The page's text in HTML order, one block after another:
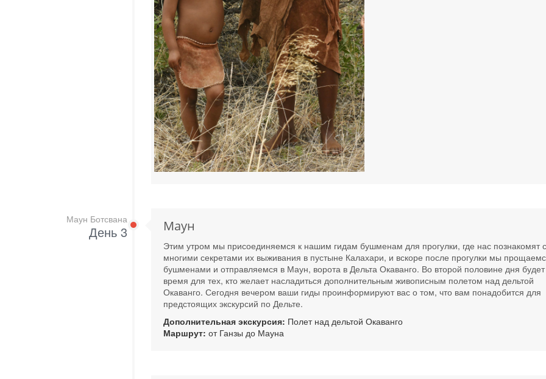
Маун Ботсвана
День 3 Маун
Этим утром мы присоединяемся к нашим гидам бушменам для прогулки, где нас познакомят
многими секретами их выживания в пустыне Калахари, и вскоре после прогулки мы
бушменами и отправляемся в Маун, ворота в Дельта Окаванго. Во второй половине дня будет
время для тех, кто желает насладиться дополнительным живописным полетом над дельтой
Окаванго. Сегодня вечером ваши гиды проинформируют вас о том, что вам понадобится для
предстоящих экскурсий по Дельте.
Дополнительная экскурсия: Полет над дельтой Окаванго
Маршрут: от Ганзы до Мауна